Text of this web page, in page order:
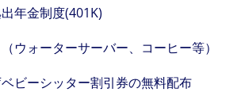
年金制度(401K)
ウォーターサーバー、コーヒー等）
ビーシッター割引券の無料配布